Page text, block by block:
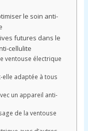
le soin anti-
futures dans le
cellulite
ventouse électrique
elle adaptée à tous
un appareil anti-
de la ventouse